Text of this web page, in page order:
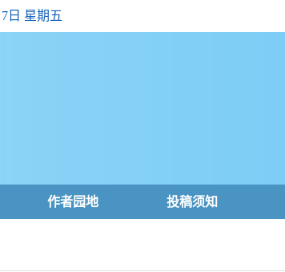
日 星期五
作者园地 投稿须知